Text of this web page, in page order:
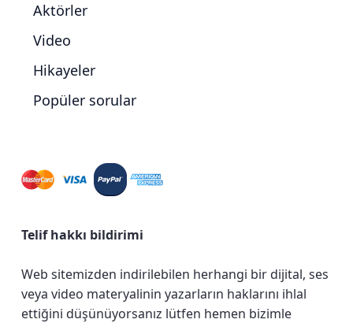
Aktörler
Video
Hikayeler
Popüler sorular
Telif hakkı bildirimi
Web sitemizden indirilebilen herhangi bir dijital, ses
veya video materyalinin yazarların haklarını ihlal
ettiğini düşünüyorsanız lütfen hemen bizimle